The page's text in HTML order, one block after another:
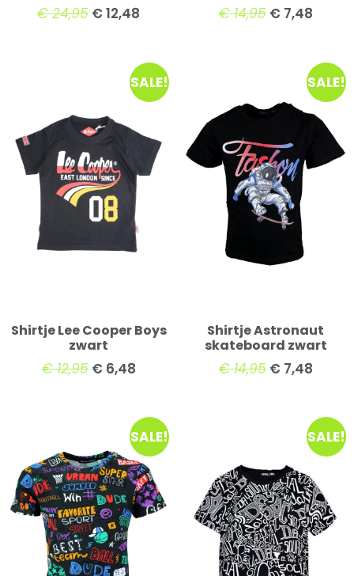
€24,95 €12,48 €14,95 €7,48
SALE!
Shirtje Lee Cooper Boys
zwart
€12,95 €6,48
SALE!
Shirtje Astronaut
skateboard zwart
€14,95 €7,48
SALE! SALE!